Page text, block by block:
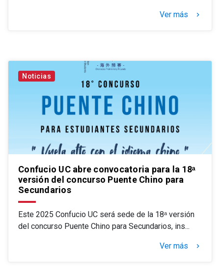
Ver más keyboard_arrow_right
Noticias
Confucio UC abre convocatoria para la 18‭ᵃ
versión del concurso Puente Chino para
Secundarios
Este 2025 Confucio UC será sede de la 18ᵃ versión
del concurso Puente Chino para Secundarios, ins...
Ver más keyboard_arrow_right